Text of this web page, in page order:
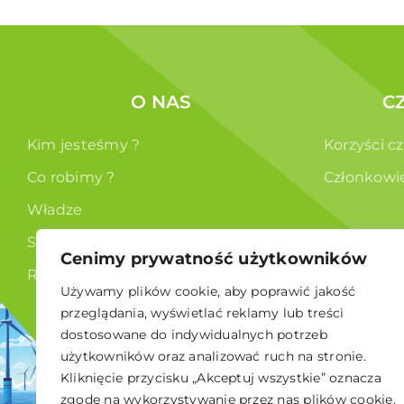
Cenimy prywatność użytkowników
Używamy plików cookie, aby poprawić jakość
przeglądania, wyświetlać reklamy lub treści
dostosowane do indywidualnych potrzeb
użytkowników oraz analizować ruch na stronie.
Kliknięcie przycisku „Akceptuj wszystkie” oznacza
zgodę na wykorzystywanie przez nas plików cookie.
O NAS
Kim jesteśmy ?
Co robimy ?
Władze
Statut
RODO
Korzyści
© 2026 Polskie Stowarzyszenie Energetyki Wiatrowej